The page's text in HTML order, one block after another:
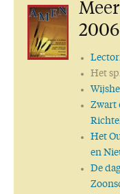
Het
Zwart
Het
en
De